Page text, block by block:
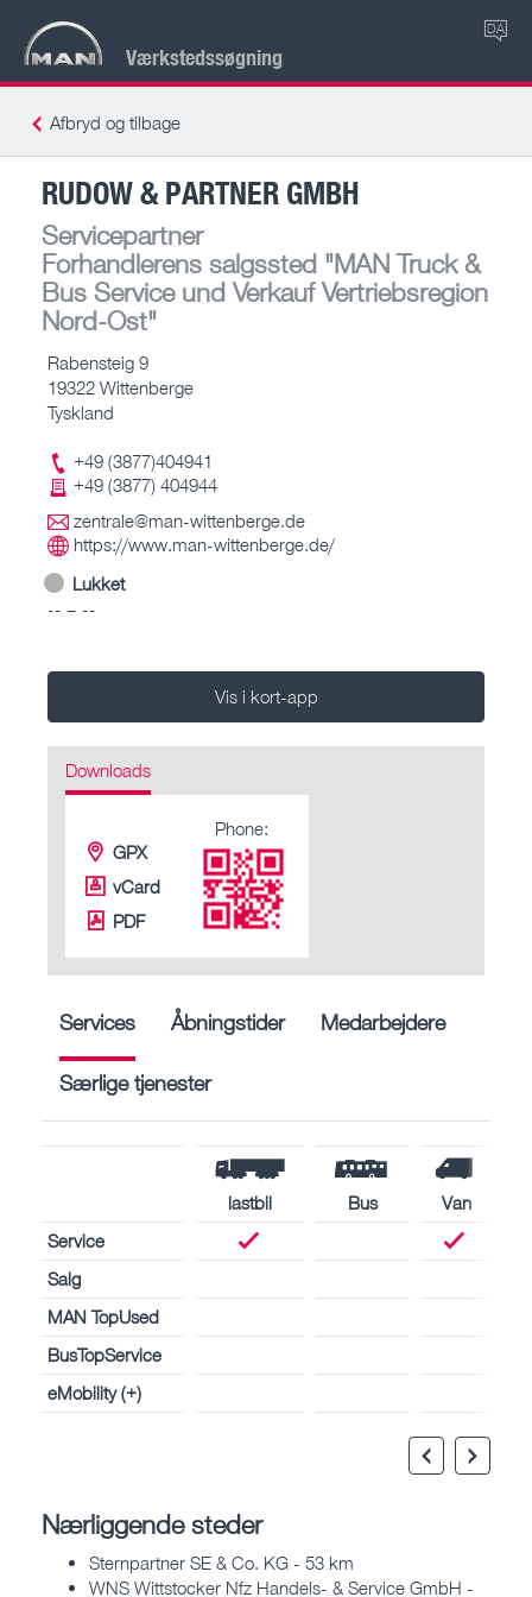
Værkstedssøgning
DA
Afbryd og tilbage
RUDOW & PARTNER GMBH
Servicepartner
Forhandlerens salgssted "MAN Truck &
Bus Service und Verkauf Vertriebsregion
Nord-Ost"
Rabensteig 9
19322 Wittenberge
Tyskland
+49 (3877)404941
+49 (3877) 404944
zentrale@man-wittenberge.de
https://www.man-wittenberge.de/
Lukket
-- – --
Vis i kort-app
Downloads
GPX
vCard
PDF
Phone:
Services Åbningstider Medarbejdere
Særlige tjenester
lastbil Bus
Van
Service
Salg
MAN TopUsed
BusTopService
eMobility (+)
Nærliggende steder
Sternpartner SE & Co. KG - 53 km
WNS Wittstocker Nfz Handels- & Service GmbH -